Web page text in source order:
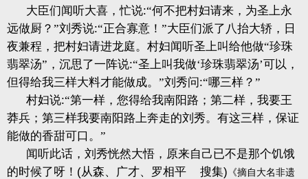
大臣们闻听大喜，忙说:“何不把村妇请来，为圣上永
远做厨？”刘秀说:“正合寡意！”大臣们派了八抬大轿，日
夜兼程，把村妇请进龙庭。村妇闻听圣上叫给他做“珍珠
翡翠汤”，沉思了一阵说:“圣上叫我做‘珍珠翡翠汤’可以，
但得给我三样大料才能做成。”刘秀问:“哪三样？”
村妇说:“第一样，您得给我南阳路；第二样，我要王
莽兵；第三样我要南阳路上奔走的刘秀。有这三样，保证
能做的香甜可口。”
闻听此话，刘秀恍然大悟，原来自己已不是那个饥饿
的时候了呀！ (从森、广才、罗相平 搜集) 《摘自大名非遗